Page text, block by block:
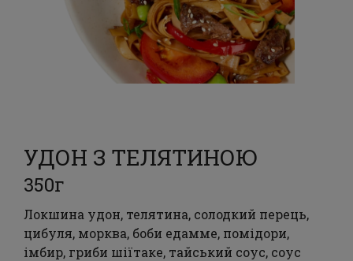
УДОН З ТЕЛЯТИНОЮ
350г
Локшина удон, телятина, солодкий перець,
цибуля, морква, боби едамме, помідори,
імбир, гриби шіїтаке, тайський соус, соус